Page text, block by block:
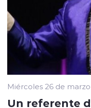
Miércoles 26 de
Un referente